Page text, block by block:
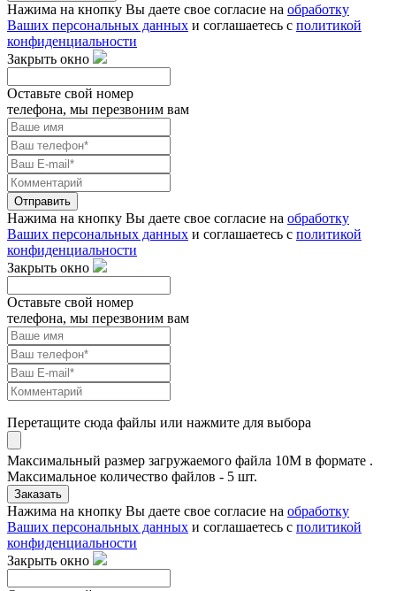
Нажима на кнопку Вы даете свое согласие на обработку
Ваших персональных данных и соглашаетесь с политикой
конфиденциальности
Закрыть окно
Оставьте свой номер
телефона, мы перезвоним вам
Отправить
Нажима на кнопку Вы даете свое согласие на обработку
Ваших персональных данных и соглашаетесь с политикой
конфиденциальности
Закрыть окно
Оставьте свой номер
телефона, мы перезвоним вам
Перетащите сюда файлы или нажмите для выбора
Максимальный размер загружаемого файла 10M в формате .
Максимальное количество файлов - 5 шт.
Заказать
Нажима на кнопку Вы даете свое согласие на обработку
Ваших персональных данных и соглашаетесь с политикой
конфиденциальности
Закрыть окно